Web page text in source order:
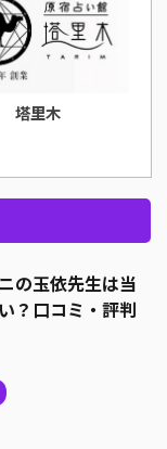
塔里木
の玉依先生は当
？口コミ・評判